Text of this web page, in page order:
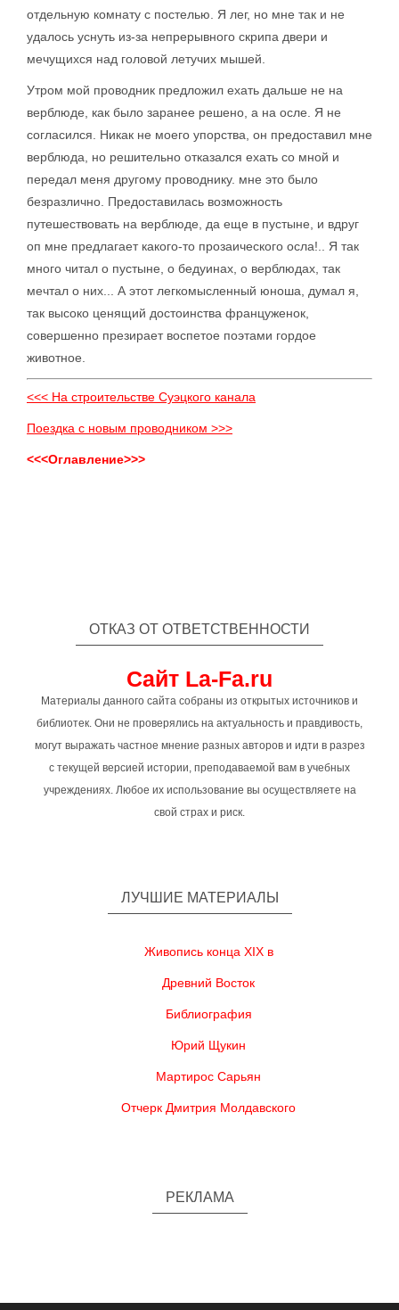
отдельную комнату с постелью. Я лег, но мне так и не
удалось уснуть из-за непрерывного скрипа двери и
мечущихся над головой летучих мышей.
Утром мой проводник предложил ехать дальше не на
верблюде, как было заранее решено, а на осле. Я не
согласился. Никак не моего упорства, он предоставил мне
верблюда, но решительно отказался ехать со мной и
передал меня другому проводнику. мне это было
безразлично. Предоставилась возможность
путешествовать на верблюде, да еще в пустыне, и вдруг
оп мне предлагает какого-то прозаического осла!.. Я так
много читал о пустыне, о бедуинах, о верблюдах, так
мечтал о них... А этот легкомысленный юноша, думал я,
так высоко ценящий достоинства француженок,
совершенно презирает воспетое поэтами гордое
животное.
<<< На строительстве Суэцкого канала
Поездка с новым проводником >>>
<<<Оглавление>>>
ОТКАЗ ОТ ОТВЕТСТВЕННОСТИ
Сайт La-Fa.ru
Материалы данного сайта собраны из открытых источников и
библиотек. Они не проверялись на актуальность и правдивость,
могут выражать частное мнение разных авторов и идти в разрез
с текущей версией истории, преподаваемой вам в учебных
учреждениях. Любое их использование вы осуществляете на
свой страх и риск.
ЛУЧШИЕ МАТЕРИАЛЫ
Живопись конца XIX в
Древний Восток
Библиография
Юрий Щукин
Мартирос Сарьян
Отчерк Дмитрия Молдавского
РЕКЛАМА